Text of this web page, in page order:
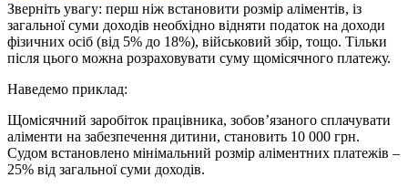
Зверніть увагу: перш ніж встановити розмір аліментів, із
загальної суми доходів необхідно відняти податок на доходи
фізичних осіб (від 5% до 18%), військовий збір, тощо. Тільки
після цього можна розраховувати суму щомісячного платежу.
Наведемо приклад:
Щомісячний заробіток працівника, зобов’язаного сплачувати
аліменти на забезпечення дитини, становить 10 000 грн.
Судом встановлено мінімальний розмір аліментних платежів –
25% від загальної суми доходів.